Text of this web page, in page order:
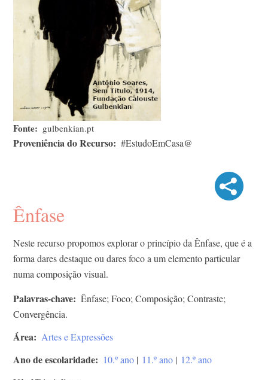
Fonte gulbenkian.pt
Proveniência do Recurso #EstudoEmCasa@
Ênfase
Neste recurso propomos explorar o princípio da Ênfase, que é a
forma dares destaque ou dares foco a um elemento particular
numa composição visual.
Palavras-chave
Ênfase; Foco; Composição; Contraste;
Convergência.
Área Artes e Expressões
Ano de escolaridade 10.º ano | 11.º ano | 12.º ano